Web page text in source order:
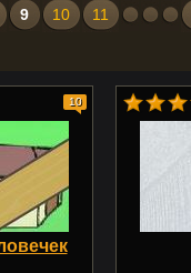
11
10
9
10